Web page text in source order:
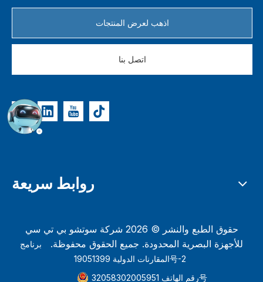
اذهب لعرض المنتجات
اتصل بنا
روابط سريعة
حقوق الطبع والنشر © 2026 شركة سوتشو بي تي سي
للأجهزة البصرية المحدودة. جميع الحقوق محفوظة.
برنامج
المقارنات الدولية 19051399号-2
رقم الهاتف 32058302005951号